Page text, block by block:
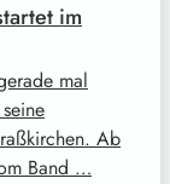
im
mal
Ab
Band …